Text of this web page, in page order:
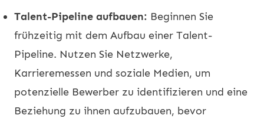
Talent-Pipeline aufbauen: Beginnen Sie
frühzeitig mit dem Aufbau einer Talent-
Pipeline. Nutzen Sie Netzwerke,
Karrieremessen und soziale Medien, um
potenzielle Bewerber zu identifizieren und eine
Beziehung zu ihnen aufzubauen, bevor